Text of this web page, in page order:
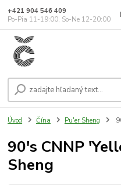
+421 904 546 409
Po-Pia 11-19:00, So-Ne 12-20:00
Úvod Čína Pu'er Sheng
90's CNNP
Sheng